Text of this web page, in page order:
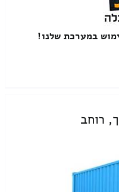
במערכת שלנו!
רוחב